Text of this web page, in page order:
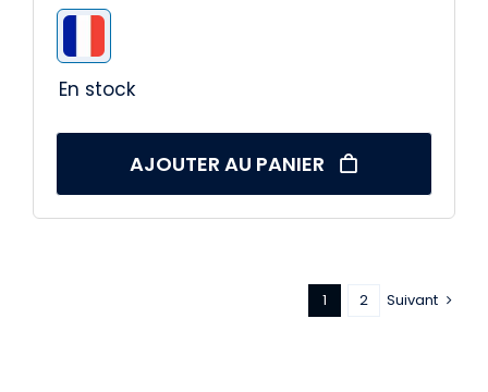
En stock
AJOUTER AU PANIER
1 2 Suivant